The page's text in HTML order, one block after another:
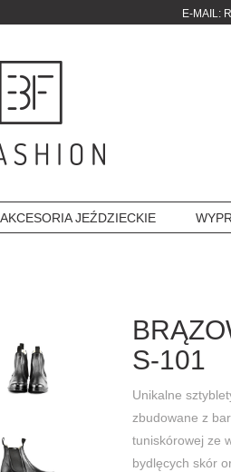
E-MAIL:
JEŹDZIECKIE
S-101
Unikalne
zbudowane z
tuniskórowej ze
bydlęcych skór